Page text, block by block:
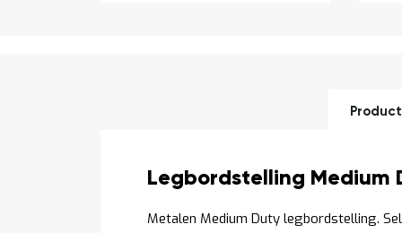
Productomschrijving
Legbordstelling Medium
Metalen Medium Duty legbordstelling.